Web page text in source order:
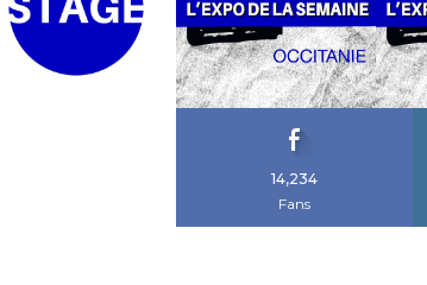
14,234
Fans